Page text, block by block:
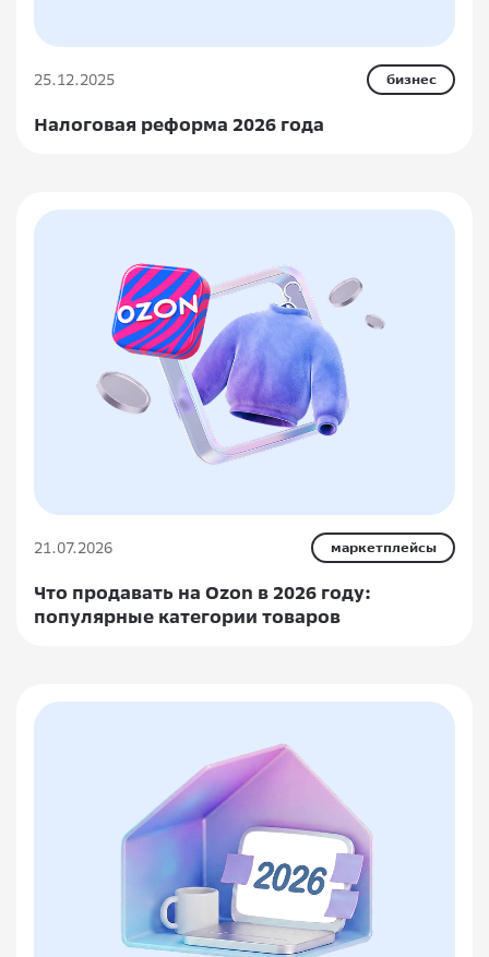
25.12.2025 бизнес
Налоговая реформа 2026 года
21.07.2026 маркетплейсы
Что продавать на Ozon в 2026 году:
популярные категории товаров